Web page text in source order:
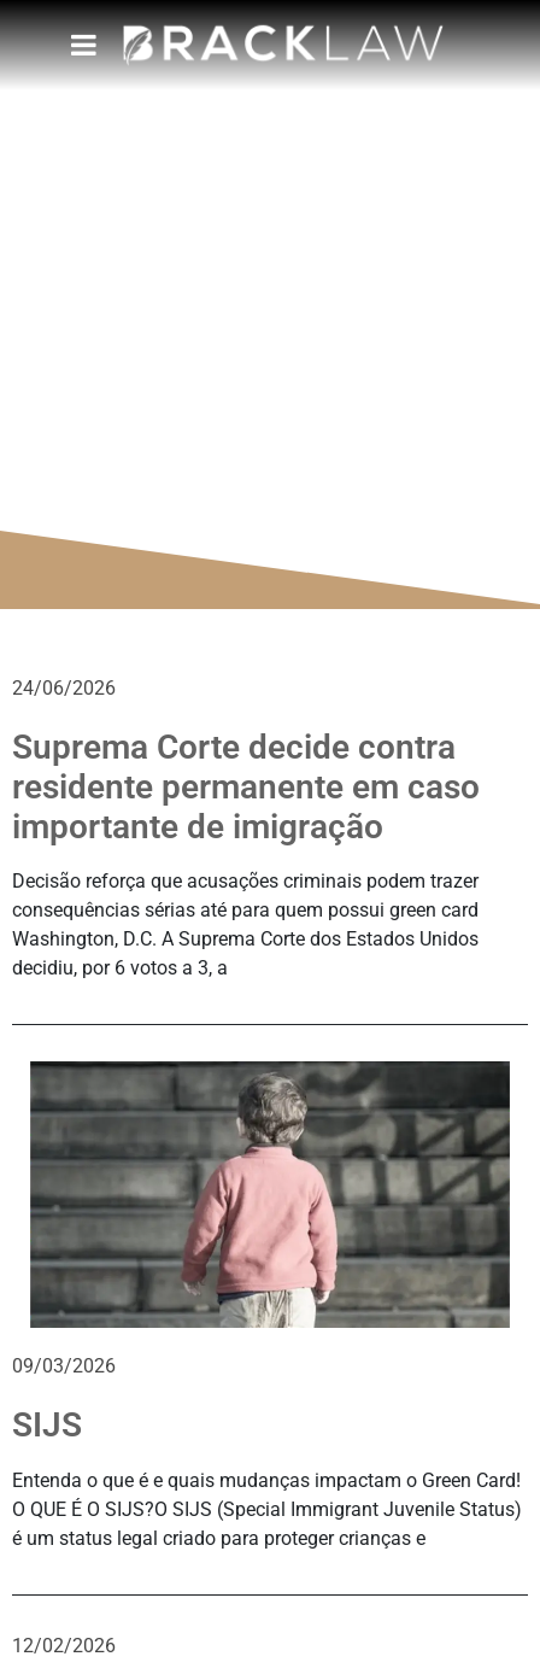
24/06/2026
Suprema Corte decide contra
residente permanente em caso
importante de imigração
Decisão reforça que acusações criminais podem trazer
consequências sérias até para quem possui green card
Washington, D.C. A Suprema Corte dos Estados Unidos
decidiu, por 6 votos a 3, a
09/03/2026
SIJS
Entenda o que é e quais mudanças impactam o Green Card!
O QUE É O SIJS?O SIJS (Special Immigrant Juvenile Status)
é um status legal criado para proteger crianças e
12/02/2026